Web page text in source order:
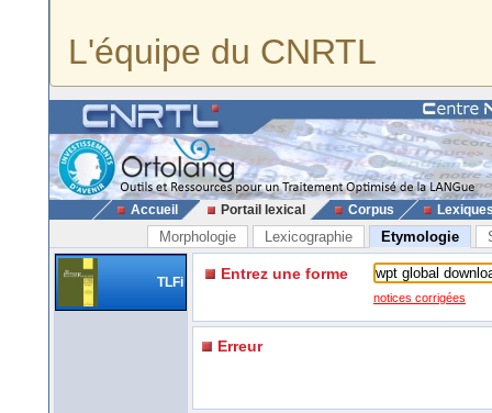
L'équipe du CNRTL
Accueil Portail lexical Corpus
Morphologie Lexicographie Etymologie
TLFi Entrez une forme
notices corrigées
Erreur